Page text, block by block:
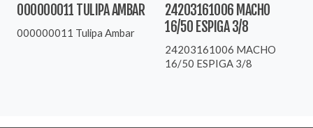
000000011 TULIPA AMBAR
000000011 Tulipa Ambar
24203161006 MACHO
16/50 ESPIGA 3/8
24203161006 MACHO
16/50 ESPIGA 3/8